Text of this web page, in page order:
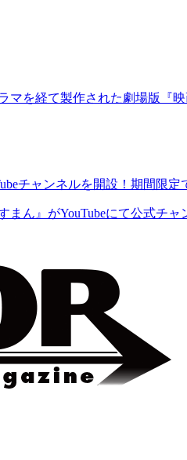
を経て製作された劇場版『
チャンネルを開設！期間限定
ん』がYouTubeにて公式チ